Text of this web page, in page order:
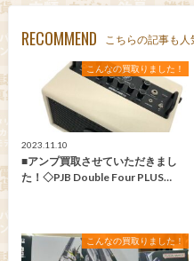
RECOMMEND こちらの記事も人
こんなの買取りました！
2023.11.10
■アンプ買取させていただきまし
た！◇PJB Double Four PLUS…
こんなの買取りました！